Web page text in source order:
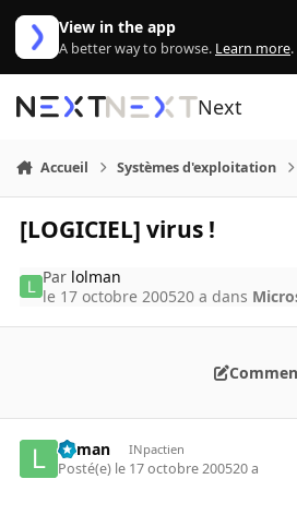
Aller au contenu
View in the app
A better way to browse. Learn more.
Next
Accueil Systèmes d'exploitation
[LOGICIEL] virus !
Par lolman
le 17 octobre 200520 a dans
lolman INpactien
Posté(e) le 17 octobre 200520 a